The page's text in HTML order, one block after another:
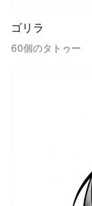
ゴリラ
60個のタトゥー